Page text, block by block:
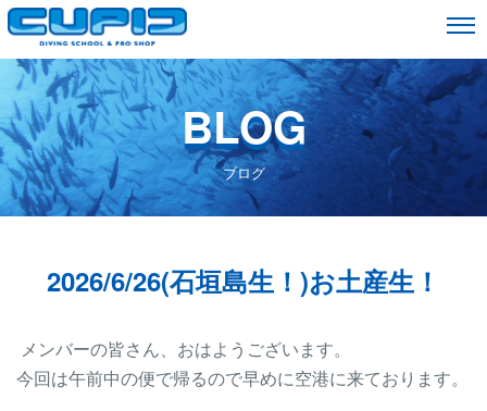
BLOG
ブログ
2026/6/26(石垣島生！)お土産生！
メンバーの皆さん、おはようございます。
今回は午前中の便で帰るので早めに空港に来ております。